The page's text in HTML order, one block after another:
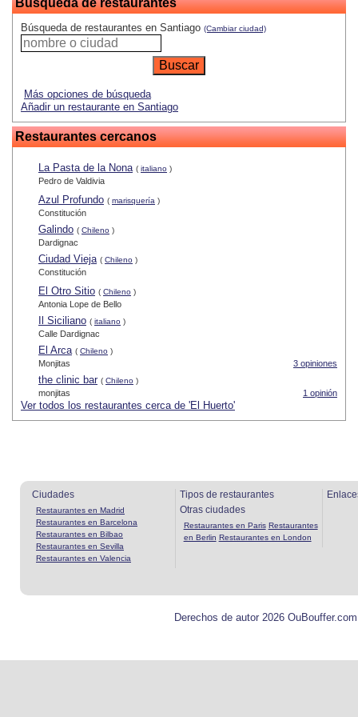
Búsqueda de restaurantes
Búsqueda de restaurantes en Santiago (Cambiar ciudad)
Más opciones de búsqueda
Añadir un restaurante en Santiago
Restaurantes cercanos
La Pasta de la Nona ( italiano )
Pedro de Valdivia
Azul Profundo ( marisquería )
Constitución
Galindo ( Chileno )
Dardignac
Ciudad Vieja ( Chileno )
Constitución
El Otro Sitio ( Chileno )
Antonia Lope de Bello
Il Siciliano ( italiano )
Calle Dardignac
El Arca ( Chileno )
3 opiniones
Monjitas
the clinic bar ( Chileno )
1 opinión
monjitas
Ver todos los restaurantes cerca de 'El Huerto'
Ciudades
Restaurantes en Madrid
Restaurantes en Barcelona
Restaurantes en Bilbao
Restaurantes en Sevilla
Restaurantes en Valencia
Tipos de restaurantes
Otras ciudades
Restaurantes en Paris Restaurantes
en Berlin Restaurantes en London
Derechos de autor 2026